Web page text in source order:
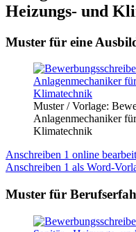
Heizungs- und
Muster für eine
Muster / Vorlage:
Anlagenmechaniker
Klimatechnik
Anschreiben 1 online
Anschreiben 1 als Word-
Muster für